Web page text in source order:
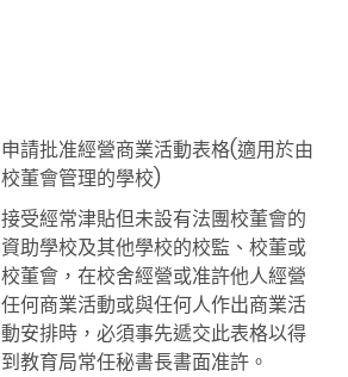
申請批准經營商業活動表格(適用於由
校董會管理的學校)
接受經常津貼但未設有法團校董會的
資助學校及其他學校的校監、校董或
校董會，在校舍經營或准許他人經營
任何商業活動或與任何人作出商業活
動安排時，必須事先遞交此表格以得
到教育局常任秘書長書面准許。